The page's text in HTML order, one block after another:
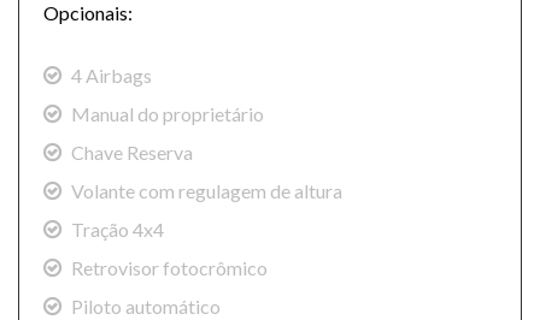
Opcionais:
4 Airbags
Manual do proprietário
Chave Reserva
Volante com regulagem de altura
Tração 4x4
Retrovisor fotocrômico
Piloto automático